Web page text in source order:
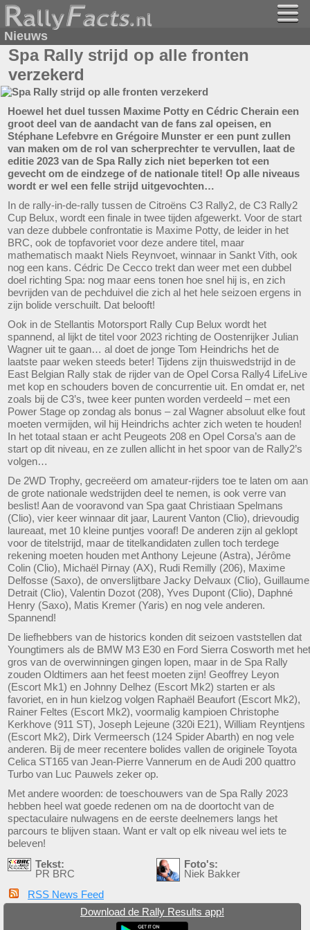
Nieuws
Spa Rally strijd op alle fronten
verzekerd
Hoewel het duel tussen Maxime Potty en Cédric Cherain een
groot deel van de aandacht van de fans zal opeisen, en
Stéphane Lefebvre en Grégoire Munster er een punt zullen
van maken om de rol van scherprechter te vervullen, laat de
editie 2023 van de Spa Rally zich niet beperken tot een
gevecht om de eindzege of de nationale titel! Op alle niveaus
wordt er wel een felle strijd uitgevochten…
In de rally-in-de-rally tussen de Citroëns C3 Rally2, de C3 Rally2
Cup Belux, wordt een finale in twee tijden afgewerkt. Voor de start
van deze dubbele confrontatie is Maxime Potty, de leider in het
BRC, ook de topfavoriet voor deze andere titel, maar
mathematisch maakt Niels Reynvoet, winnaar in Sankt Vith, ook
nog een kans. Cédric De Cecco trekt dan weer met een dubbel
doel richting Spa: nog maar eens tonen hoe snel hij is, en zich
bevrijden van de pechduivel die zich al het hele seizoen ergens in
zijn bolide verschuilt. Dat belooft!
Ook in de Stellantis Motorsport Rally Cup Belux wordt het
spannend, al lijkt de titel voor 2023 richting de Oostenrijker Julian
Wagner uit te gaan… al doet de jonge Tom Heindrichs het de
laatste paar weken steeds beter! Tijdens zijn thuiswedstrijd in de
East Belgian Rally stak de rijder van de Opel Corsa Rally4 LifeLive
met kop en schouders boven de concurrentie uit. En omdat er, net
zoals bij de C3’s, twee keer punten worden verdeeld – met een
Power Stage op zondag als bonus – zal Wagner absoluut elke fout
moeten vermijden, wil hij Heindrichs achter zich weten te houden!
In het totaal staan er acht Peugeots 208 en Opel Corsa’s aan de
start op dit niveau, en ze zullen allicht in het spoor van de Rally2’s
volgen…
De 2WD Trophy, gecreëerd om amateur-rijders toe te laten om aan
de grote nationale wedstrijden deel te nemen, is ook verre van
beslist! Aan de vooravond van Spa gaat Christiaan Spelmans
(Clio), vier keer winnaar dit jaar, Laurent Vanton (Clio), drievoudig
laureaat, met 10 kleine puntjes vooraf! De anderen zijn al geklopt
voor de titelstrijd, maar de titelkandidaten zullen toch terdege
rekening moeten houden met Anthony Lejeune (Astra), Jérôme
Colin (Clio), Michaël Pirnay (AX), Rudi Remilly (206), Maxime
Delfosse (Saxo), de onverslijtbare Jacky Delvaux (Clio), Guillaume
Detrait (Clio), Valentin Dozot (208), Yves Dupont (Clio), Daphné
Henry (Saxo), Matis Kremer (Yaris) en nog vele anderen.
Spannend!
De liefhebbers van de historics konden dit seizoen vaststellen dat
Youngtimers als de BMW M3 E30 en Ford Sierra Cosworth met het
gros van de overwinningen gingen lopen, maar in de Spa Rally
zouden Oldtimers aan het feest moeten zijn! Geoffrey Leyon
(Escort Mk1) en Johnny Delhez (Escort Mk2) starten er als
favoriet, en in hun kielzog volgen Raphaël Beaufort (Escort Mk2),
Rainer Feltes (Escort Mk2), voormalig kampioen Christophe
Kerkhove (911 ST), Joseph Lejeune (320i E21), William Reyntjens
(Escort Mk2), Dirk Vermeersch (124 Spider Abarth) en nog vele
anderen. Bij de meer recentere bolides vallen de originele Toyota
Celica ST165 van Jean-Pierre Vannerum en de Audi 200 quattro
Turbo van Luc Pauwels zeker op.
Met andere woorden: de toeschouwers van de Spa Rally 2023
hebben heel wat goede redenen om na de doortocht van de
spectaculaire nulwagens en de eerste deelnemers langs het
parcours te blijven staan. Want er valt op elk niveau wel iets te
beleven!
Tekst:
PR BRC
Foto's:
Niek Bakker
RSS News Feed
Download de Rally Results app!